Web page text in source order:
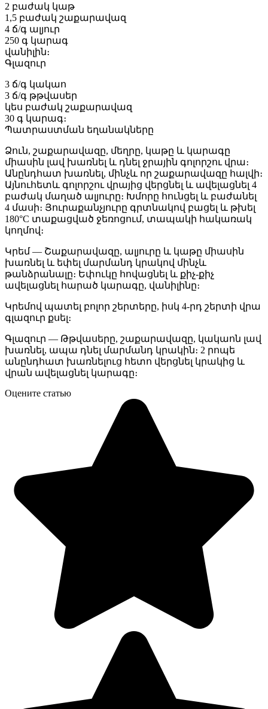
2 բաժակ կաթ
1,5 բաժակ շաքարավազ
4 ճ/գ ալյուր
250 գ կարագ
վանիլին։
Գլազուր
3 ճ/գ կակաո
3 ճ/գ թթվասեր
կես բաժակ շաքարավազ
30 գ կարագ։
Պատրաստման եղանակները
Ձուն, շաքարավազը, մեղրը, կաթը և կարագը
միասին լավ խառնել և դնել ջրային գոլորշու վրա։
Անընդհատ խառնել, մինչև որ շաքարավազը հալվի։
Այնուհետև գոլորշու վրայից վերցնել և ավելացնել 4
բաժակ մաղած ալյուրը։ Խմորը հունցել և բաժանել
4 մասի։ Յուրաքանչյուրը գրտնակով բացել և թխել
180°C տաքացված ջեռոցում, տապակի հակառակ
կողմով։
Կրեմ — Շաքարավազը, ալյուրը և կաթը միասին
խառնել և եփել մարմանդ կրակով մինչև
թանձրանալը։ Եփուկը հովացնել և քիչ-քիչ
ավելացնել հարած կարագը, վանիլինը։
Կրեմով պատել բոլոր շերտերը, իսկ 4-րդ շերտի վրա
գլազուր քսել։
Գլազուր — Թթվասերը, շաքարավազը, կակաոն լավ
խառնել, ապա դնել մարմանդ կրակին։ 2 րոպե
անընդհատ խառնելուց հետո վերցնել կրակից և
վրան ավելացնել կարագը։
Оцените статью